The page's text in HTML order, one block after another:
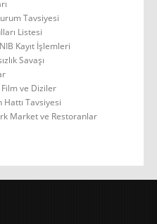
Tavsiyesi
Listesi
Kayıt İşlemleri
Savaşı
Film ve Diziler
Tavsiyesi
Market ve Restoranlar